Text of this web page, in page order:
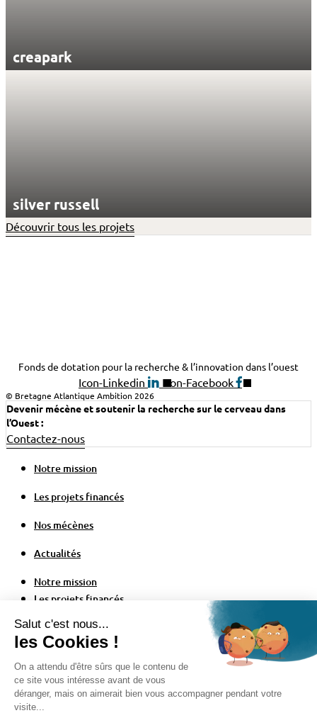
creapark
silver russell
Découvrir tous les projets
Fonds de dotation pour la recherche & l’innovation dans l’ouest
Icon-Linkedin Icon-Facebook
© Bretagne Atlantique Ambition 2026
Devenir mécène et soutenir la recherche sur le cerveau dans
l’Ouest :
Contactez-nous
Notre mission
Les projets financés
Nos mécènes
Actualités
Notre mission
Les projets financés
Actualités
Politique de confidentialité